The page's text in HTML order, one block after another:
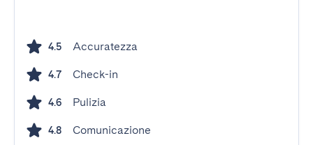
4.5 Accuratezza
4.7 Check-in
4.6 Pulizia
4.8 Comunicazione